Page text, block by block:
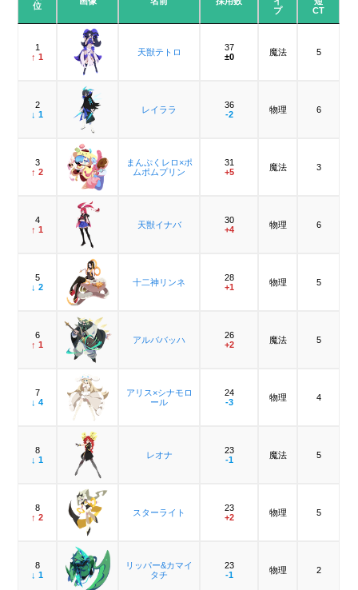
位
プ
CT
1
↑ 1
天獣テトロ
37
±0
魔法 5
2
↓ 1
レイララ
36
-2
物理 6
3
↑ 2
まんぷくレロ×ポ
ムポムプリン
31
+5
魔法 3
4
↑ 1
天獣イナバ
30
+4
物理 6
5
↓ 2
十二神リンネ
28
+1
物理 5
6
↑ 1
アルババッハ
26
+2
魔法 5
7
↓ 4
アリス×シナモロ
ール
24
-3
物理 4
8
↓ 1
レオナ
23
-1
魔法 5
8
↑ 2
スターライト
23
+2
物理 5
8
↓ 1
リッパー&カマイ
タチ
23
-1
物理 2